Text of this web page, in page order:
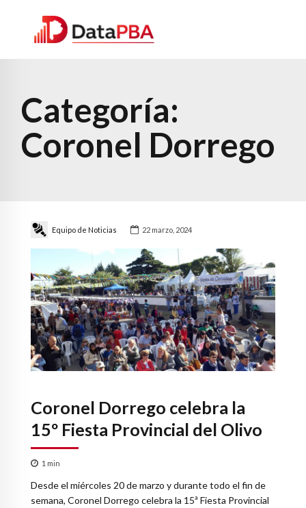
Categoría:
Coronel Dorrego
Equipo de Noticias 22 marzo, 2024
Coronel Dorrego celebra la
15º Fiesta Provincial del Olivo
1 min
Desde el miércoles 20 de marzo y durante todo el fin de
semana, Coronel Dorrego celebra la 15ª Fiesta Provincial